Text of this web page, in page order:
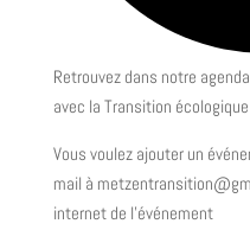
Retrouvez dans notre
avec la Transition
Vous voulez ajouter un
mail à
internet de l’événement